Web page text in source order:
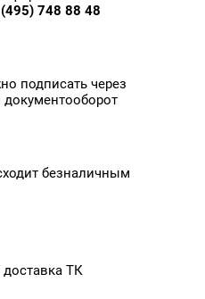
748 88 48
подписать через
безналичным
ТК